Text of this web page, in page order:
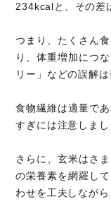
234kcalと、その差
つまり、たくさん
り、体重増加につ
リー」などの誤解は
食物繊維は適量で
すぎには注意しまし
さらに、玄米はさ
の栄養素を網羅し
わせを工夫しなが